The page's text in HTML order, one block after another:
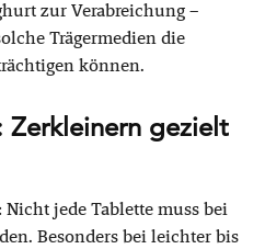
zur Verabreichung –
Trägermedien die
können.
Zerkleinern gezielt
jede Tablette muss bei
Besonders bei leichter bis